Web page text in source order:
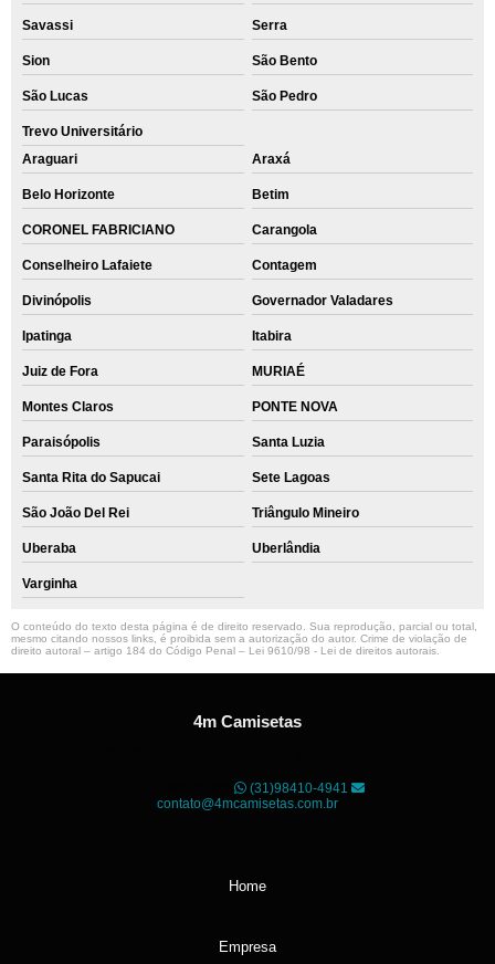
Savassi Serra
Sion São Bento
São Lucas São Pedro
Trevo Universitário
Araguari
Araxá
Belo Horizonte Betim
CORONEL FABRICIANO Carangola
Conselheiro Lafaiete Contagem
Divinópolis Governador Valadares
Ipatinga Itabira
Juiz de Fora MURIAÉ
Montes Claros PONTE NOVA
Paraisópolis Santa Luzia
Santa Rita do Sapucai Sete Lagoas
São João Del Rei Triângulo Mineiro
Uberaba Uberlândia
Varginha
O conteúdo do texto desta página é de direito reservado. Sua reprodução, parcial ou total,
mesmo citando nossos links, é proibida sem a autorização do autor. Crime de violação de
direito autoral – artigo 184 do Código Penal – Lei 9610/98 - Lei de direitos autorais
4m Camisetas
(31)98410-4941
contato@4mcamisetas.com.br
Home
Empresa